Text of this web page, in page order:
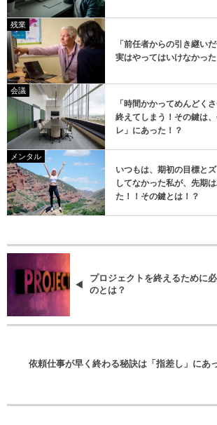
残業
「前任者からの引き継い
実はやってはいけなかった
会議
「時間かかってめんどく
終えてしまう！その鍵は
レ」にあった！？
メンタル
いつもは、期初の目標と
してなかった私が、先期
た！！その鍵とは！？
プロジェクトを終えるために
のとは？
依頼仕事が早く終わる秘訣は「指差し」にあ